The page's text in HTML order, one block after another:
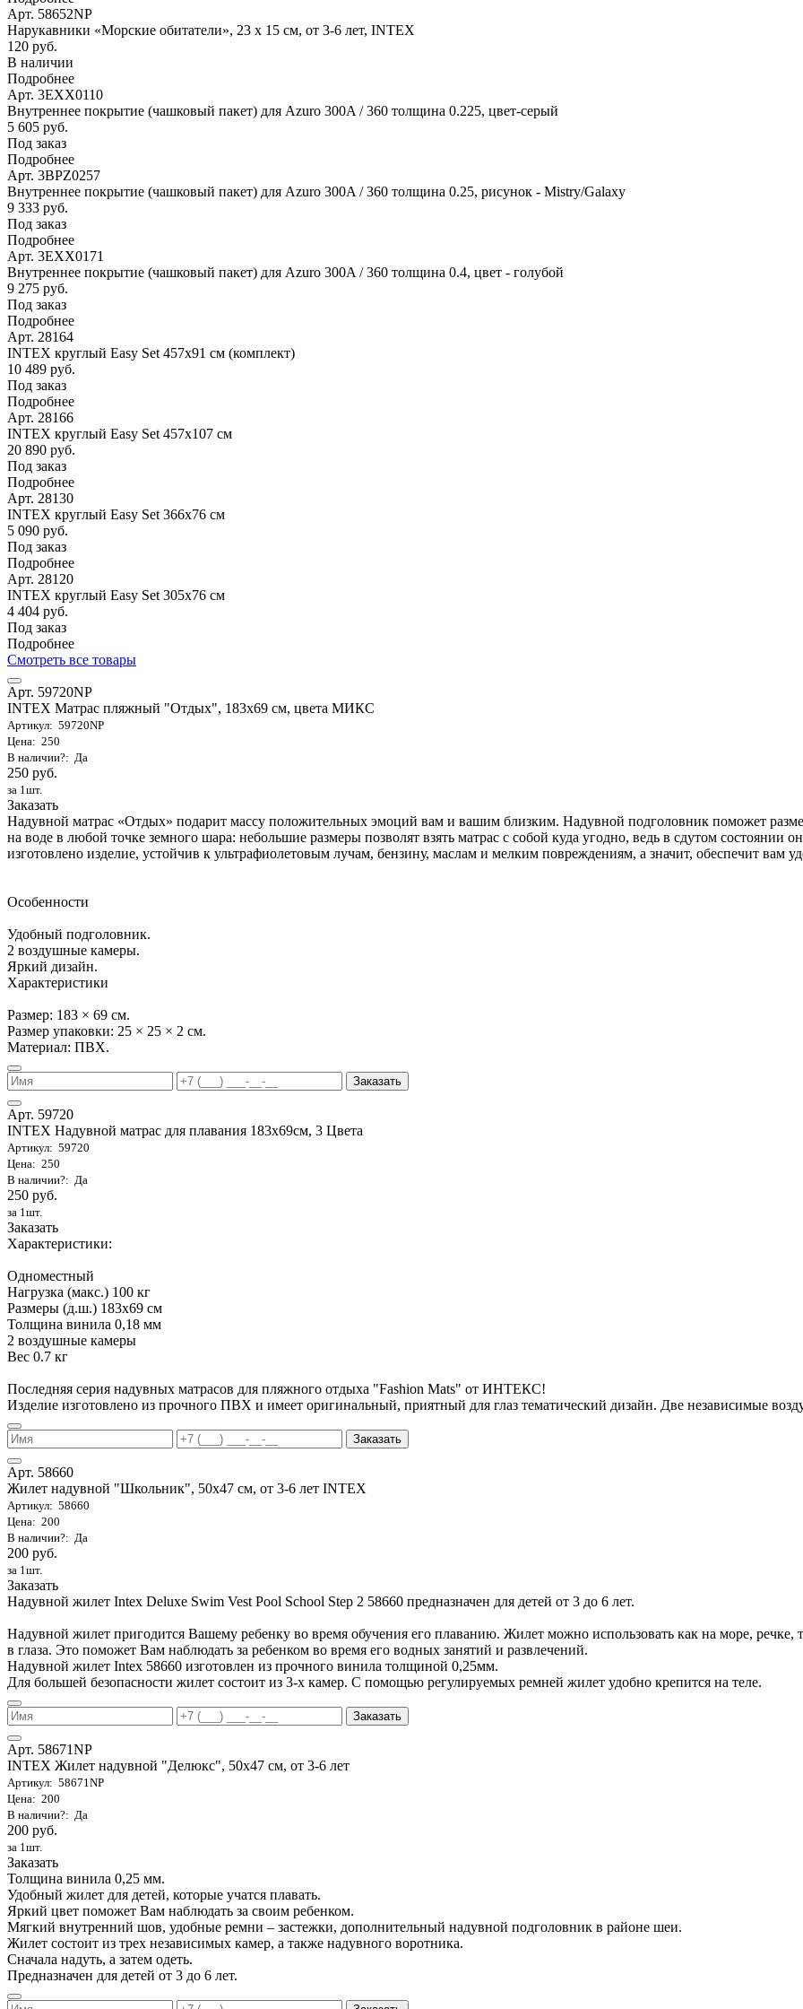
Арт. 58652NP
Нарукавники «Морские обитатели», 23 х 15 см, от 3-6 лет, INTEX
120 руб.
В наличии
Подробнее
Арт. 3EXX0110
Внутреннее покрытие (чашковый пакет) для Azuro 300A / 360 толщина 0.225, цвет-серый
5 605 руб.
Под заказ
Подробнее
Арт. 3BPZ0257
Внутреннее покрытие (чашковый пакет) для Azuro 300A / 360 толщина 0.25, рисунок - Mistry/Galaxy
9 333 руб.
Под заказ
Подробнее
Арт. 3EXX0171
Внутреннее покрытие (чашковый пакет) для Azuro 300A / 360 толщина 0.4, цвет - голубой
9 275 руб.
Под заказ
Подробнее
Арт. 28164
INTEX круглый Easy Set 457х91 см (комплект)
10 489 руб.
Под заказ
Подробнее
Арт. 28166
INTEX круглый Easy Set 457х107 см
20 890 руб.
Под заказ
Подробнее
Арт. 28130
INTEX круглый Easy Set 366х76 см
5 090 руб.
Под заказ
Подробнее
Арт. 28120
INTEX круглый Easy Set 305х76 см
4 404 руб.
Под заказ
Подробнее
Смотреть все товары
Арт. 59720NP
INTEX Матрас пляжный "Отдых", 183х69 см, цвета МИКС
Артикул: 59720NP
Цена: 250
В наличии?: Да
250 руб.
за 1шт.
Заказать
Надувной матрас «Отдых» подарит массу положительных эмоций вам и вашим близким. Надувной подголовник поможет
на воде в любой точке земного шара: небольшие размеры позволят взять матрас с собой куда угодно, ведь в сдутом состоянии
изготовлено изделие, устойчив к ультрафиолетовым лучам, бензину, маслам и мелким повреждениям, а значит, обеспечит вам
Особенности
Удобный подголовник.
2 воздушные камеры.
Яркий дизайн.
Характеристики
Размер: 183 × 69 см.
Размер упаковки: 25 × 25 × 2 см.
Материал: ПВХ.
Заказать
Арт. 59720
INTEX Надувной матрас для плавания 183х69см, 3 Цвета
Артикул: 59720
Цена: 250
В наличии?: Да
250 руб.
за 1шт.
Заказать
Характеристики:
Одноместный
Нагрузка (макс.) 100 кг
Размеры (д.ш.) 183х69 см
Толщина винила 0,18 мм
2 воздушные камеры
Вес 0.7 кг
Последняя серия надувных матрасов для пляжного отдыха "Fashion Mats" от ИНТЕКС!
Изделие изготовлено из прочного ПВХ и имеет оригинальный, приятный для глаз тематический дизайн. Две независимые
Заказать
Арт. 58660
Жилет надувной "Школьник", 50х47 см, от 3-6 лет INTEX
Артикул: 58660
Цена: 200
В наличии?: Да
200 руб.
за 1шт.
Заказать
Надувной жилет Intex Deluxe Swim Vest Pool School Step 2 58660 предназначен для детей от 3 до 6 лет.
Надувной жилет пригодится Вашему ребенку во время обучения его плаванию. Жилет можно использовать как на море, речке,
в глаза. Это поможет Вам наблюдать за ребенком во время его водных занятий и развлечений.
Надувной жилет Intex 58660 изготовлен из прочного винила толщиной 0,25мм.
Для большей безопасности жилет состоит из 3-х камер. С помощью регулируемых ремней жилет удобно крепится на теле.
Заказать
Арт. 58671NP
INTEX Жилет надувной "Делюкс", 50х47 см, от 3-6 лет
Артикул: 58671NP
Цена: 200
В наличии?: Да
200 руб.
за 1шт.
Заказать
Толщина винила 0,25 мм.
Удобный жилет для детей, которые учатся плавать.
Яркий цвет поможет Вам наблюдать за своим ребенком.
Мягкий внутренний шов, удобные ремни – застежки, дополнительный надувной подголовник в районе шеи.
Жилет состоит из трех независимых камер, а также надувного воротника.
Сначала надуть, а затем одеть.
Предназначен для детей от 3 до 6 лет.